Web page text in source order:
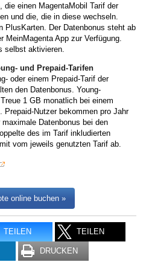
die einen MagentaMobil Tarif der
und die, die in diese wechseln.
PlusKarten. Der Datenbonus steht ab
MeinMagenta App zur Verfügung.
selbst aktivieren.
und Prepaid-Tarifen
oder einem Prepaid-Tarif der
den Datenbonus. Young-
1 GB monatlich bei einem
Nutzer bekommen pro Jahr
Datenbonus bei den
des im Tarif inkludierten
vom jeweils genutzten Tarif ab.
online buchen »
TEILEN TEILEN
DRUCKEN